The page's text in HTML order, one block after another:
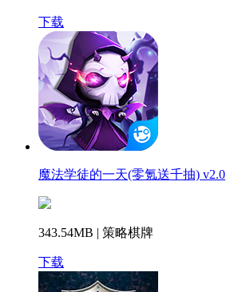
下载
魔法学徒的一天(零氪送千抽) v2.0
343.54MB | 策略棋牌
下载